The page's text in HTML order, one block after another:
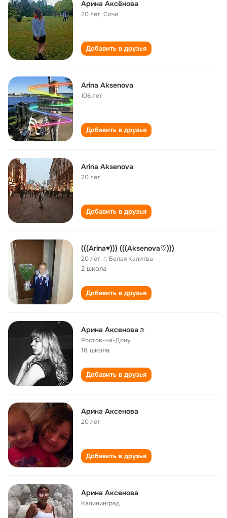
Арина Аксёнова
20 лет,Сочи
Добавить в друзья
Arina Aksenova
106 лет
Добавить в друзья
Arina Aksenova
20 лет
Добавить в друзья
(((Arina♥))) (((Aksenova♡)))
20 лет,г. Белая Калитва
2 школа
Добавить в друзья
Арина Аксенова☺
Ростов-на-Дону
18 школа
Добавить в друзья
Арина Аксенова
20 лет
Добавить в друзья
Арина Аксенова
Калининград